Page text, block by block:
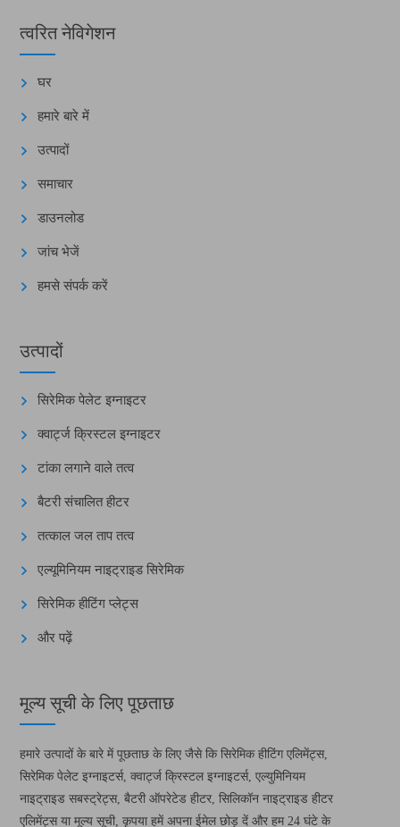
त्वरित नेविगेशन
घर
हमारे बारे में
उत्पादों
समाचार
डाउनलोड
जांच भेजें
हमसे संपर्क करें
उत्पादों
सिरेमिक पेलेट इग्नाइटर
क्वार्ट्ज क्रिस्टल इग्नाइटर
टांका लगाने वाले तत्व
बैटरी संचालित हीटर
तत्काल जल ताप तत्व
एल्यूमिनियम नाइट्राइड सिरेमिक
सिरेमिक हीटिंग प्लेट्स
और पढ़ें
मूल्य सूची के लिए पूछताछ
हमारे उत्पादों के बारे में पूछताछ के लिए जैसे कि सिरेमिक हीटिंग एलिमेंट्स,
सिरेमिक पेलेट इग्नाइटर्स, क्वार्ट्ज क्रिस्टल इग्नाइटर्स, एल्युमिनियम
नाइट्राइड सबस्ट्रेट्स, बैटरी ऑपरेटेड हीटर, सिलिकॉन नाइट्राइड हीटर
एलिमेंट्स या मूल्य सूची, कृपया हमें अपना ईमेल छोड़ दें और हम 24 घंटे के